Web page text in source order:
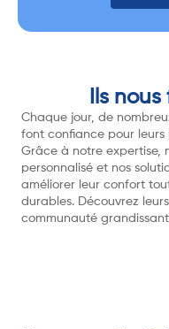
Ils
Chaque jour, de
font confiance pour
Grâce à notre expertise,
personnalisé et nos
améliorer leur confort
durables. Découvrez
communauté